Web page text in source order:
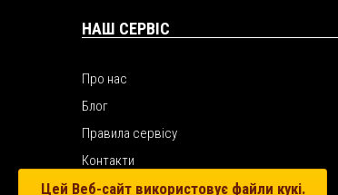
НАШ СЕРВІС
Про нас
Блог
Правила сервісу
Контакти
Рекламний відділ
Цей Веб-сайт використовує файли кукі.